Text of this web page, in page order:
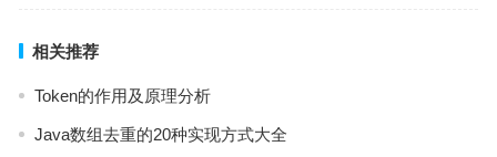
相关推荐
Token的作用及原理分析
Java数组去重的20种实现方式大全